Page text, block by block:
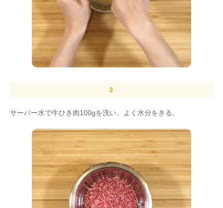
サーバー水で牛ひき肉100gを洗い、よく水分をきる。